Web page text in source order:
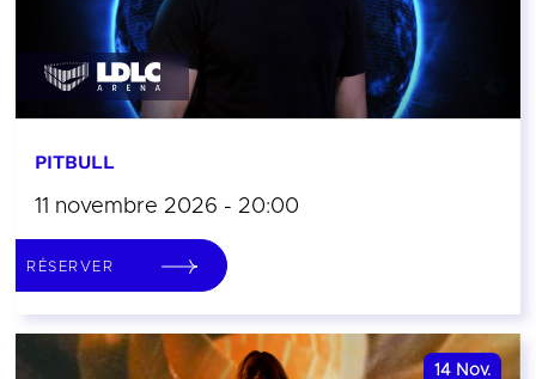
PITBULL
11 novembre 2026 - 20:00
RÉSERVER
14 Nov.